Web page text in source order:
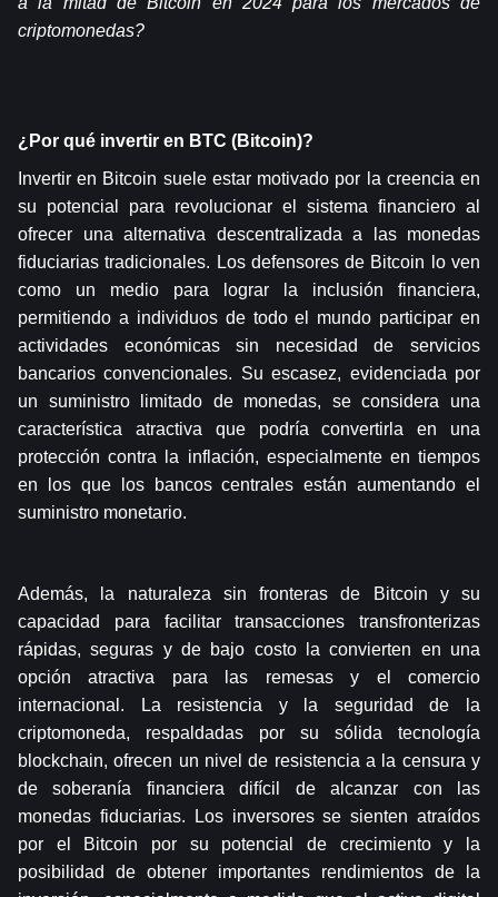
criptomonedas?
¿Por qué invertir en BTC (Bitcoin)?
Invertir en Bitcoin suele estar motivado por la creencia en
su potencial para revolucionar el sistema financiero al
ofrecer una alternativa descentralizada a las monedas
fiduciarias tradicionales. Los defensores de Bitcoin lo ven
como un medio para lograr la inclusión financiera,
permitiendo a individuos de todo el mundo participar en
actividades económicas sin necesidad de servicios
bancarios convencionales. Su escasez, evidenciada por
un suministro limitado de monedas, se considera una
característica atractiva que podría convertirla en una
protección contra la inflación, especialmente en tiempos
en los que los bancos centrales están aumentando el
suministro monetario.
Además, la naturaleza sin fronteras de Bitcoin y su
capacidad para facilitar transacciones transfronterizas
rápidas, seguras y de bajo costo la convierten en una
opción atractiva para las remesas y el comercio
internacional. La resistencia y la seguridad de la
criptomoneda, respaldadas por su sólida tecnología
blockchain, ofrecen un nivel de resistencia a la censura y
de soberanía financiera difícil de alcanzar con las
monedas fiduciarias. Los inversores se sienten atraídos
por el Bitcoin por su potencial de crecimiento y la
posibilidad de obtener importantes rendimientos de la